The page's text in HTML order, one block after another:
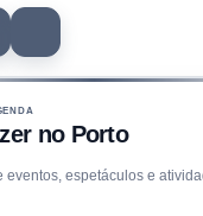
no Porto
eventos, espetáculos e